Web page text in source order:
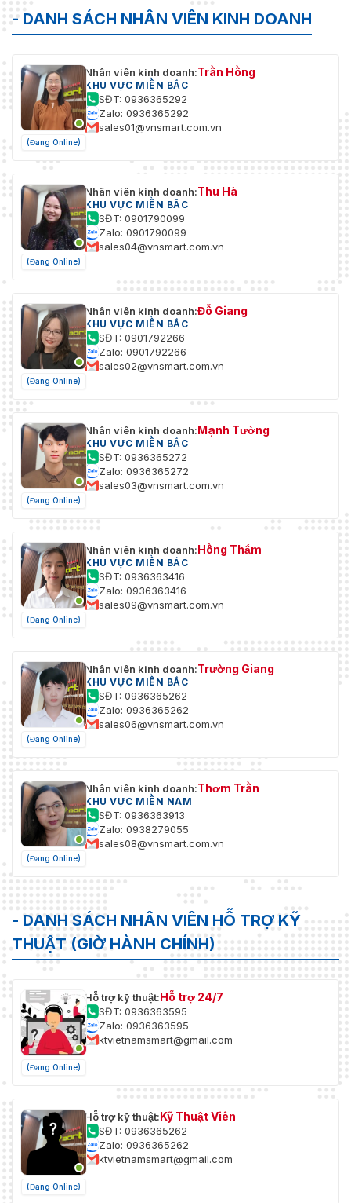
- DANH SÁCH NHÂN VIÊN KINH DOANH
(Đang Online)
Nhân viên kinh doanh:Trần Hồng
KHU VỰC MIỀN BẮC
SĐT: 0936365292
Zalo: 0936365292
sales01@vnsmart.com.vn
(Đang Online)
Nhân viên kinh doanh:Thu Hà
KHU VỰC MIỀN BẮC
SĐT: 0901790099
Zalo: 0901790099
sales04@vnsmart.com.vn
(Đang Online)
Nhân viên kinh doanh:Đỗ Giang
KHU VỰC MIỀN BẮC
SĐT: 0901792266
Zalo: 0901792266
sales02@vnsmart.com.vn
(Đang Online)
Nhân viên kinh doanh:Mạnh Tường
KHU VỰC MIỀN BẮC
SĐT: 0936365272
Zalo: 0936365272
sales03@vnsmart.com.vn
(Đang Online)
Nhân viên kinh doanh:Hồng Thắm
KHU VỰC MIỀN BẮC
SĐT: 0936363416
Zalo: 0936363416
sales09@vnsmart.com.vn
(Đang Online)
Nhân viên kinh doanh:Trường Giang
KHU VỰC MIỀN BẮC
SĐT: 0936365262
Zalo: 0936365262
sales06@vnsmart.com.vn
(Đang Online)
Nhân viên kinh doanh:Thơm Trần
KHU VỰC MIỀN NAM
SĐT: 0936363913
Zalo: 0938279055
sales08@vnsmart.com.vn
- DANH SÁCH NHÂN VIÊN HỖ TRỢ KỸ
THUẬT (GIỜ HÀNH CHÍNH)
(Đang Online)
Hỗ trợ kỹ thuật:Hỗ trợ 24/7
SĐT: 0936363595
Zalo: 0936363595
ktvietnamsmart@gmail.com
(Đang Online)
Hỗ trợ kỹ thuật:Kỹ Thuật Viên
SĐT: 0936365262
Zalo: 0936365262
ktvietnamsmart@gmail.com